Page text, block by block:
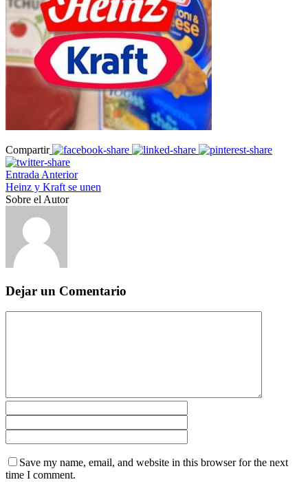
Compartir
Entrada Anterior
Heinz y Kraft se unen
Sobre el Autor
Dejar un Comentario
Save my name, email, and website in this browser for the next
time I comment.